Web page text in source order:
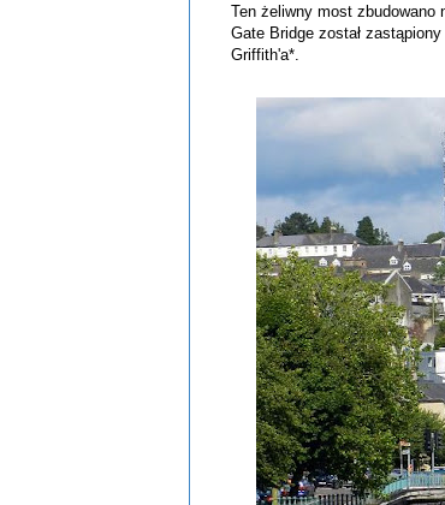
Ten żeliwny most zbudowano
Gate Bridge został
Griffith'a*.